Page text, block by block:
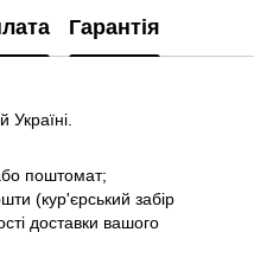
Гарантія
поштомат;
(кур'єрський забір
доставки вашого